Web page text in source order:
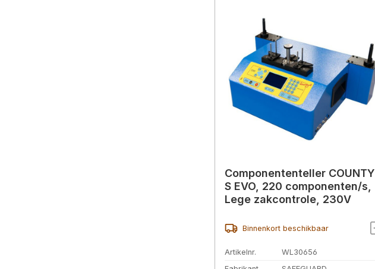
Componententeller COUNTY
S EVO, 220 componenten/s,
Lege zakcontrole, 230V
Binnenkort beschikbaar
Artikelnr.
WL30656